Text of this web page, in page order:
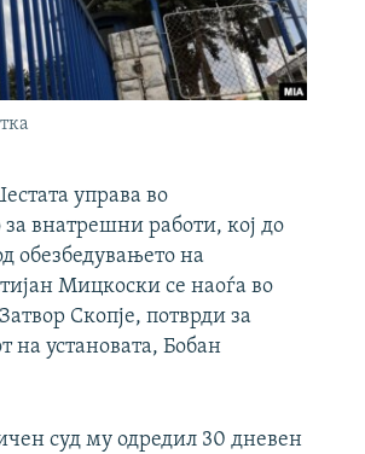
управа во
внатрешни работи, кој до
обезбедувањето на
Мицкоски се наоѓа во
Скопје, потврди за
установата, Бобан
суд му одредил 30 дневен